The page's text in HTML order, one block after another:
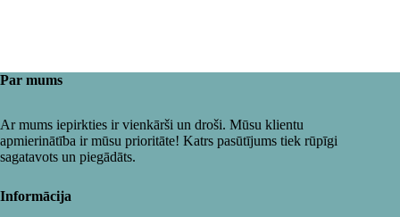
Par mums
Ar mums iepirkties ir vienkārši un droši. Mūsu klientu
apmierinātība ir mūsu prioritāte! Katrs pasūtījums tiek rūpīgi
sagatavots un piegādāts.
Informācija